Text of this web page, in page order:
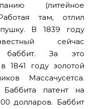
(литейное
там, отлил
В 1839 году
сейчас
баббит. За это
1841 году золотой
Массачусетса.
патент на
долларов. Баббит